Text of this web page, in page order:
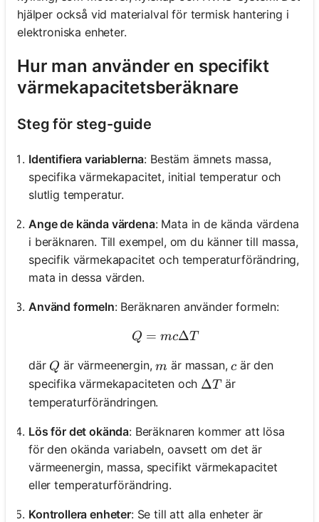
hjälper också vid materialval för termisk hantering i
elektroniska enheter.
Hur man använder en specifikt
värmekapacitetsberäknare
Steg för steg-guide
Identifiera variablerna: Bestäm ämnets massa,
specifika värmekapacitet, initial temperatur och
slutlig temperatur.
Ange de kända värdena: Mata in de kända värdena
i beräknaren. Till exempel, om du känner till massa,
specifik värmekapacitet och temperaturförändring,
mata in dessa värden.
Använd formeln: Beräknaren använder formeln:
Q = mc\Delta T
Q = mcΔT
där Q
Q är värmeenergin,m
m är massan,c
c är den
specifika värmekapaciteten och \Delta T
ΔT är
temperaturförändringen.
Lös för det okända: Beräknaren kommer att lösa
för den okända variabeln, oavsett om det är
värmeenergin, massa, specifikt värmekapacitet
eller temperaturförändring.
Kontrollera enheter: Se till att alla enheter är